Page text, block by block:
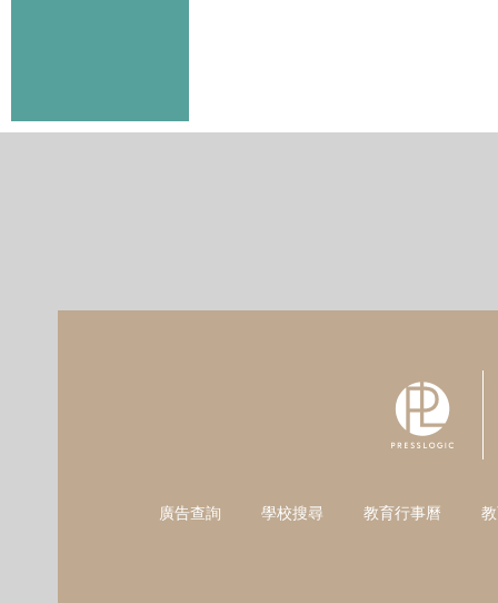
廣告查詢 學校搜尋 教育行事曆